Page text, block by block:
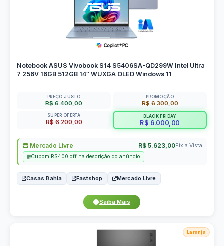
Notebook ASUS Vivobook S14 S5406SA-QD299W Intel Ultra
7 256V 16GB 512GB 14″ WUXGA OLED Windows 11
PREÇO JUSTO
R$ 6.400,00
PROMOÇÃO
R$ 6.300,00
SUPER OFERTA
R$ 6.200,00
BLACK FRIDAY
R$ 6.000,00
Mercado Livre R$ 5.623,00Pix a Vista
Cupom R$400 off na descrição do anúncio
Casas Bahia Fastshop Mercado Livre
Saiba Mais
Laranja